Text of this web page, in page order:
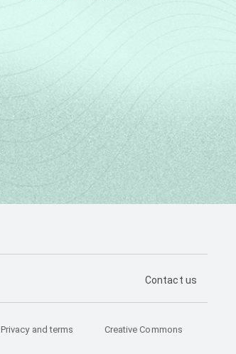
PÁGINA DE
Contact us
Privacy and terms Creative Commons